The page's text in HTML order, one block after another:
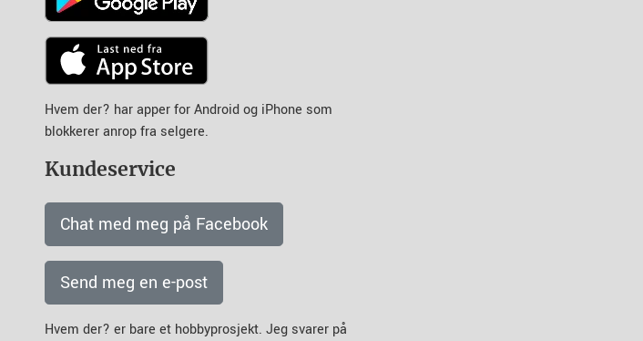
Hvem der? har apper for Android og iPhone som
blokkerer anrop fra selgere.
Kundeservice
Chat med meg på Facebook
Send meg en e-post
Hvem der? er bare et hobbyprosjekt. Jeg svarer på